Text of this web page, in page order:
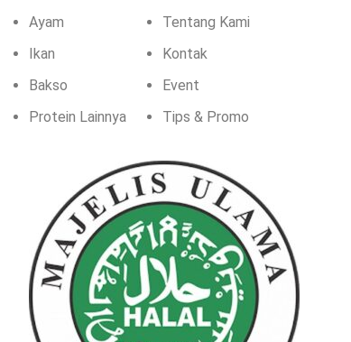
Ayam
Ikan
Bakso
Protein Lainnya
Tentang Kami
Kontak
Event
Tips & Promo